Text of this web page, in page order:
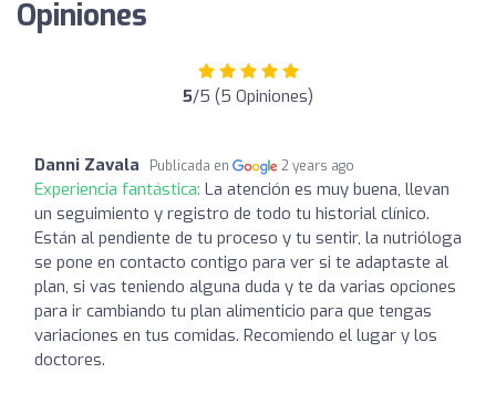
Opiniones
5/5 (5 Opiniones)
Danni Zavala Publicada en 2 years ago
Experiencia fantástica: La atención es muy buena, llevan
un seguimiento y registro de todo tu historial clínico.
Están al pendiente de tu proceso y tu sentir, la nutrióloga
se pone en contacto contigo para ver si te adaptaste al
plan, si vas teniendo alguna duda y te da varias opciones
para ir cambiando tu plan alimenticio para que tengas
variaciones en tus comidas. Recomiendo el lugar y los
doctores.